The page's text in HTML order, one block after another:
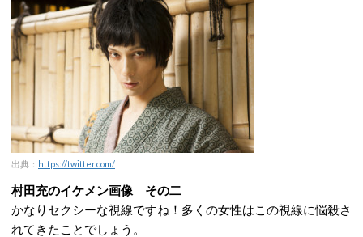
出典： https://twitter.com/
村田充のイケメン画像 その二
かなりセクシーな視線ですね！多くの女性はこの視線に悩殺さ
れてきたことでしょう。